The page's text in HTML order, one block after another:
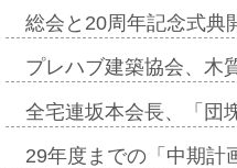
総会と20周年記念式
プレハブ建築協会、木
全宅連坂本会長、「団
29年度までの「中期